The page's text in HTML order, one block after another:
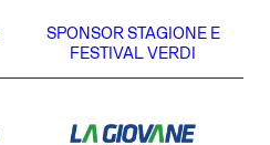
SPONSOR STAGIONE E
FESTIVAL VERDI